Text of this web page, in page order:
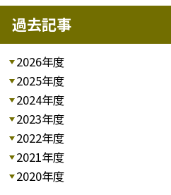
過去記事
2026年度
2025年度
2024年度
2023年度
2022年度
2021年度
2020年度